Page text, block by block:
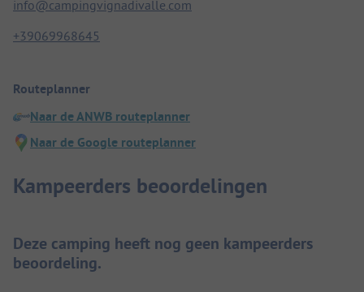
info@campingvignadivalle.com
+39069968645
Routeplanner
Naar de ANWB routeplanner
Naar de Google routeplanner
Kampeerders beoordelingen
Deze camping heeft nog geen kampeerders
beoordeling.